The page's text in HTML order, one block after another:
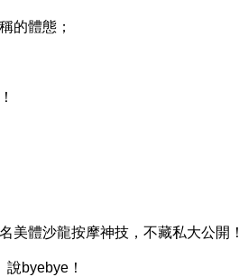
的體態；
體沙龍按摩神技，不藏私大公開！
byebye！